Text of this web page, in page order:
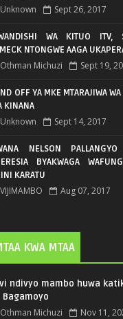
Unknown Sept 26, 2017
WA KITUO ITV,
NTONGWE AAGA
Othman Michuzi Sept 19,
OFF YA MKE MTARAJIWA
KINANA
Unknown Sept 14, 2017
NELSON
BYAKWAGA
KARATU
VIJIMAMBO Aug 07, 2017
KWA MTAA
ndivyo mambo huwa
Bagamoyo
Othman Michuzi Nov 11,